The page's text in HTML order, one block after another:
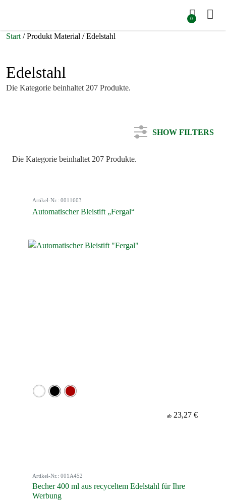
0
Start / Produkt Material / Edelstahl
Edelstahl
Die Kategorie beinhaltet 207 Produkte.
SHOW FILTERS
Farbe
Die Kategorie beinhaltet 207 Produkte.
Artikel-Nr.: 0011603
Automatischer Bleistift „Fergal“
ab 23,27 €
Artikel-Nr.: 001A452
Becher 400 ml aus recyceltem Edelstahl für Ihre
Werbung